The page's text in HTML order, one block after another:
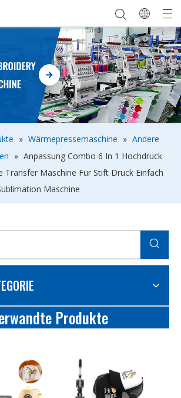
» Wärmepressemaschine » Andere
» Anpassung Combo 6 In 1 Hochdruck
Transfer Maschine Für Stift Druck Einfach
Maschine
Produkte